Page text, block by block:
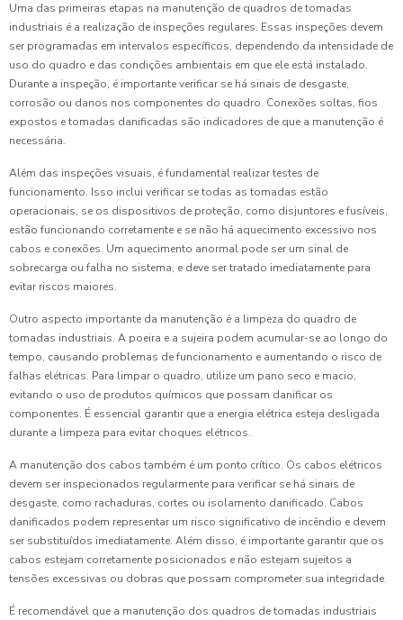
Uma das primeiras etapas na manutenção de quadros de tomadas
industriais é a realização de inspeções regulares. Essas inspeções devem
ser programadas em intervalos específicos, dependendo da intensidade de
uso do quadro e das condições ambientais em que ele está instalado.
Durante a inspeção, é importante verificar se há sinais de desgaste,
corrosão ou danos nos componentes do quadro. Conexões soltas, fios
expostos e tomadas danificadas são indicadores de que a manutenção é
necessária.
Além das inspeções visuais, é fundamental realizar testes de
funcionamento. Isso inclui verificar se todas as tomadas estão
operacionais, se os dispositivos de proteção, como disjuntores e fusíveis,
estão funcionando corretamente e se não há aquecimento excessivo nos
cabos e conexões. Um aquecimento anormal pode ser um sinal de
sobrecarga ou falha no sistema, e deve ser tratado imediatamente para
evitar riscos maiores.
Outro aspecto importante da manutenção é a limpeza do quadro de
tomadas industriais. A poeira e a sujeira podem acumular-se ao longo do
tempo, causando problemas de funcionamento e aumentando o risco de
falhas elétricas. Para limpar o quadro, utilize um pano seco e macio,
evitando o uso de produtos químicos que possam danificar os
componentes. É essencial garantir que a energia elétrica esteja desligada
durante a limpeza para evitar choques elétricos.
A manutenção dos cabos também é um ponto crítico. Os cabos elétricos
devem ser inspecionados regularmente para verificar se há sinais de
desgaste, como rachaduras, cortes ou isolamento danificado. Cabos
danificados podem representar um risco significativo de incêndio e devem
ser substituídos imediatamente. Além disso, é importante garantir que os
cabos estejam corretamente posicionados e não estejam sujeitos a
tensões excessivas ou dobras que possam comprometer sua integridade.
É recomendável que a manutenção dos quadros de tomadas industriais